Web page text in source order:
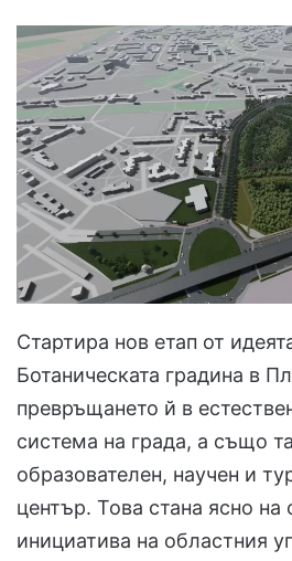
Стартира нов етап от
Ботаническата градина в
превръщането й в
система на града, а също
образователен, научен и
център. Това стана ясно на
инициатива на областния